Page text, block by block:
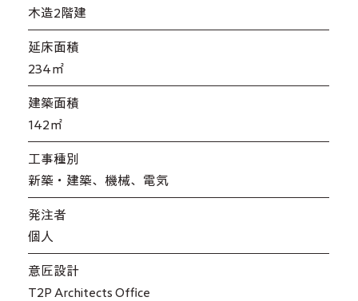
木造2階建
延床面積
234㎡
​建築面積
142㎡
工事種別
新築・建築、機械、電気
発注者
個人
意匠設計
T2P Architects Office